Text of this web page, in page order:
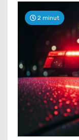
2 minut